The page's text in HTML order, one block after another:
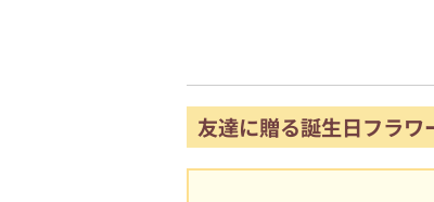
友達に贈る誕生日フラワ